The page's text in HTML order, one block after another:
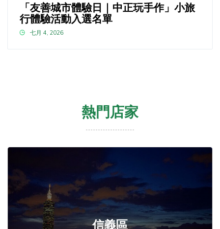
「友善城市體驗日｜中正玩手作」小旅
行體驗活動入選名單
七月 4, 2026
熱門店家
信義區